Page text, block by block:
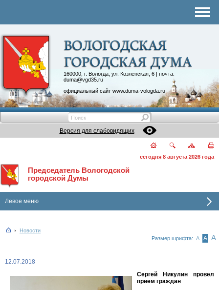
160000, г. Вологда, ул. Козленская, 6 | почта:
duma@vgd35.ru
официальный сайт www.duma-vologda.ru
Контакты
Депутатские объединения
Версия для слабовидящих
сегодня 8 августа 2026 года
Председатель Вологодской
городской Думы
Левое меню
Новости
Размер шрифта: А А А
12.07.2018
Сергей Никулин провел
прием граждан